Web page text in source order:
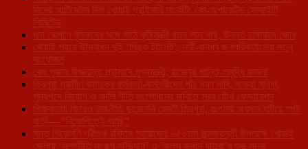
দিনের আল্টিমেটাম দিল খোয়াই প্রাইমারি মার্কেটিং কো-অপারেটিভ সোসাইটি
লিমিটেড
ধান রোপণে কৃষকদের সঙ্গে মাঠে কৃষিমন্ত্রী রতন লাল নাথ, উন্নত চাষাবাদে জোর
খোয়াই শহরে উদ্বোধন দুই ‘পিঙ্ক টয়লেট’, নারী-বান্ধব জনপরিকাঠামোয় নতুন
সংযোজন
কের পূজায় উজ্জয়ন্ত প্রাসাদে মুখ্যমন্ত্রী, রাজ্যের শান্তি-সমৃদ্ধি কামনা
ত্রিপুরা গ্রামীণ ব্যাংকের কর্মকর্তা-কর্মচারীদের পাঁচ দফা দাবি, বকেয়া সুবিধা,
শূন্যপদে নিয়োগ ও বদলি নীতি সংশোধনের দাবিতে সরব যৌথ ফেডারেশন
শিক্ষকতায় ফিরেও রাজনীতি ছাড়েননি রেবতী ত্রিপুরা, জল্পনার অবসান ঘটিয়ে স্পষ্ট
বার্তা— “বিজেপিতেই আছি”
সন্ত শিরোমণি শ্রীগুরু রবিদাস মহারাজের ৬৫০তম জন্মজয়ন্তী উপলক্ষে খোয়াই
জেলায় ‘সম্প্রীতি সংকল্প অভিযান’ ও ‘কলস বন্ধন যাত্রা’র শুভ সূচনা